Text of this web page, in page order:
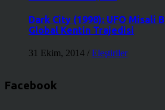
Dark City (1998): UFO Misali
Global Kentin Trajedisi
31 Ekim, 2014 / Eleştiriler
Facebook